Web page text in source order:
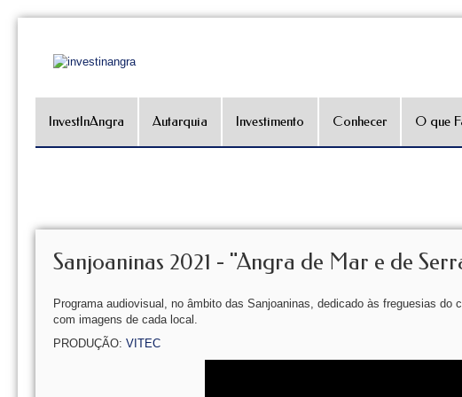
InvestInAngra Autarquia Investimento Conhecer O que
Sanjoaninas 2021 - "Angra de Mar e de
Programa audiovisual, no âmbito das Sanjoaninas, dedicado às freguesias
com imagens de cada local.
PRODUÇÃO: VITEC